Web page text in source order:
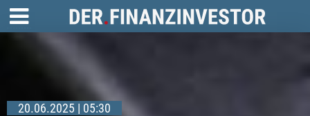
20.06.2025 | 05:30